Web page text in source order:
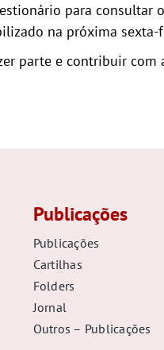
para consultar
na próxima sexta-
parte e contribuir
Publicações
Publicações
Cartilhas
Folders
Jornal
Outros – Publicações